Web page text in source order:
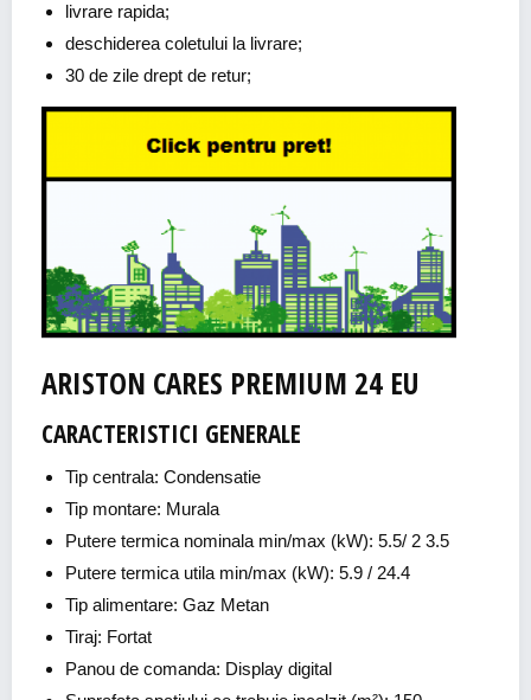
livrare rapida;
deschiderea coletului la livrare;
30 de zile drept de retur;
ARISTON CARES PREMIUM 24 EU
CARACTERISTICI GENERALE
Tip centrala: Condensatie
Tip montare: Murala
Putere termica nominala min/max (kW): 5.5/ 2 3.5
Putere termica utila min/max (kW): 5.9 / 24.4
Tip alimentare: Gaz Metan
Tiraj: Fortat
Panou de comanda: Display digital